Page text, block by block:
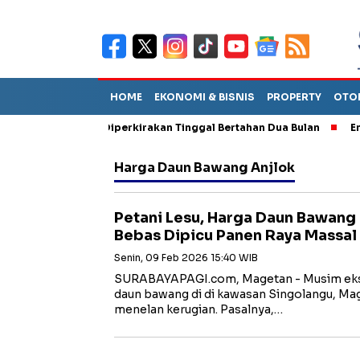
HOME EKONOMI & BISNIS PROPERTY
Sebut TPA Diperkirakan Tinggal Bertahan Dua Bulan Empat
Harga Daun Bawang Anjlok
Petani Lesu, Harga Daun
Bebas Dipicu Panen Raya Massal
Senin, 09 Feb 2026 15:40 WIB
SURABAYAPAGI.com, Magetan - Musim
daun bawang di di kawasan Singolangu,
menelan kerugian. Pasalnya,…